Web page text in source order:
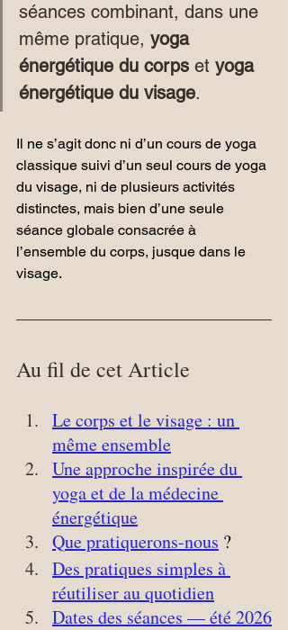
séances combinant, dans une
même pratique, yoga
énergétique du corps et yoga
énergétique du visage.
Il ne s’agit donc ni d’un cours de yoga
classique suivi d’un seul cours de yoga
du visage, ni de plusieurs activités
distinctes, mais bien d’une seule
séance globale consacrée à
l’ensemble du corps, jusque dans le
visage.
Au fil de cet Article
Le corps et le visage : un
même ensemble
Une approche inspirée du
yoga et de la médecine
énergétique
Que pratiquerons-nous ?
Des pratiques simples à
réutiliser au quotidien
Dates des séances — été 2026